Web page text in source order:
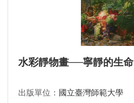
水彩靜物畫──寧靜的生命
出版單位： 國立臺灣師範大學